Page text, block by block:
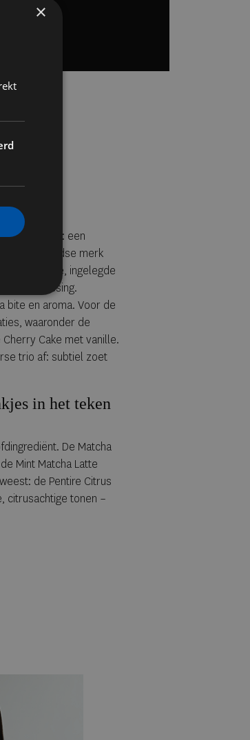
Grain Bowl: een
het Zweedse merk
aubergine, ingelegde
sojadressing.
bite en aroma. Voor de
waaronder de
Cake met vanille.
trio af: subtiel zoet
in het teken
De Matcha
Mint Matcha Latte
de Pentire Citrus
citrusachtige tonen –
×